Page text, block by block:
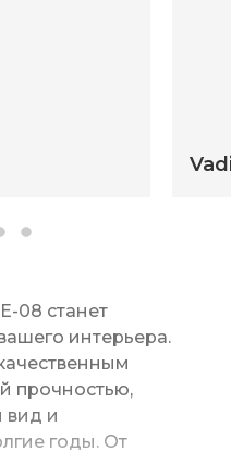
08 станет
интерьера.
прочностью,
вид и
годы. От